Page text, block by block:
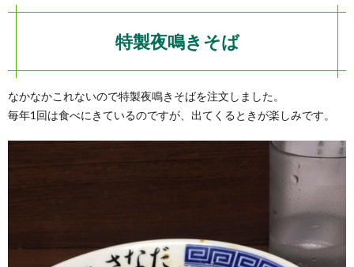
特製夜鳴きそば
なかなかこれないので特製夜鳴きそばを注文しました。
毎年1回は食べにきているのですが、出てくるときが楽しみです。